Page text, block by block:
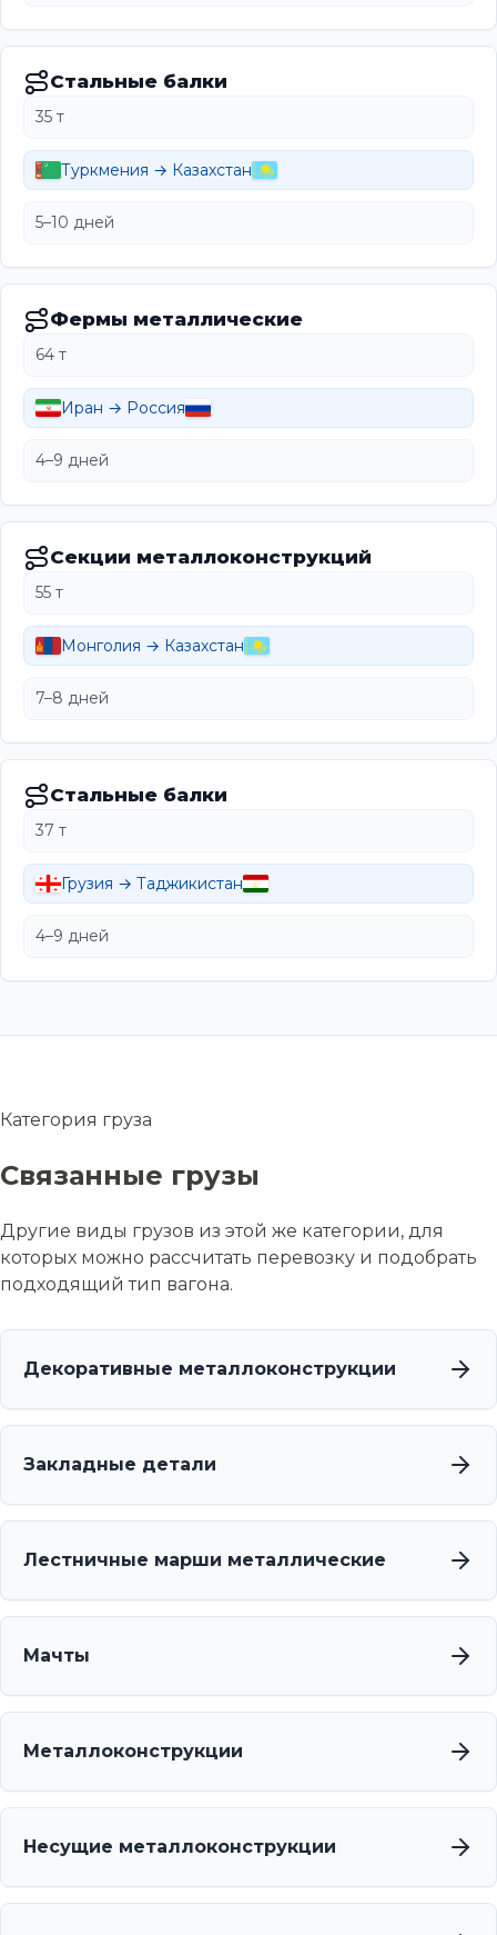
Стальные балки
35 т
Туркмения → Казахстан
5–10 дней
Фермы металлические
64 т
Иран → Россия
4–9 дней
Секции металлоконструкций
55 т
Монголия → Казахстан
7–8 дней
Стальные балки
37 т
Грузия → Таджикистан
4–9 дней
Категория груза
Связанные грузы
Другие виды грузов из этой же категории, для
которых можно рассчитать перевозку и подобрать
подходящий тип вагона.
Декоративные металлоконструкции
Закладные детали
Лестничные марши металлические
Мачты
Металлоконструкции
Несущие металлоконструкции